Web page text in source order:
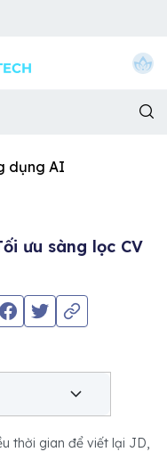
dụng AI
ưu sàng lọc CV
thời gian để viết lại JD,